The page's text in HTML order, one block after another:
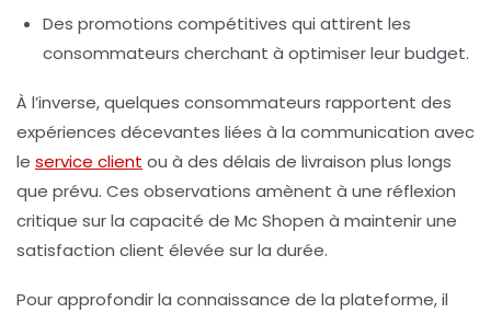
Des promotions compétitives qui attirent les
consommateurs cherchant à optimiser leur budget.
À l’inverse, quelques consommateurs rapportent des
expériences décevantes liées à la communication avec
le service client ou à des délais de livraison plus longs
que prévu. Ces observations amènent à une réflexion
critique sur la capacité de Mc Shopen à maintenir une
satisfaction client élevée sur la durée.
Pour approfondir la connaissance de la plateforme, il